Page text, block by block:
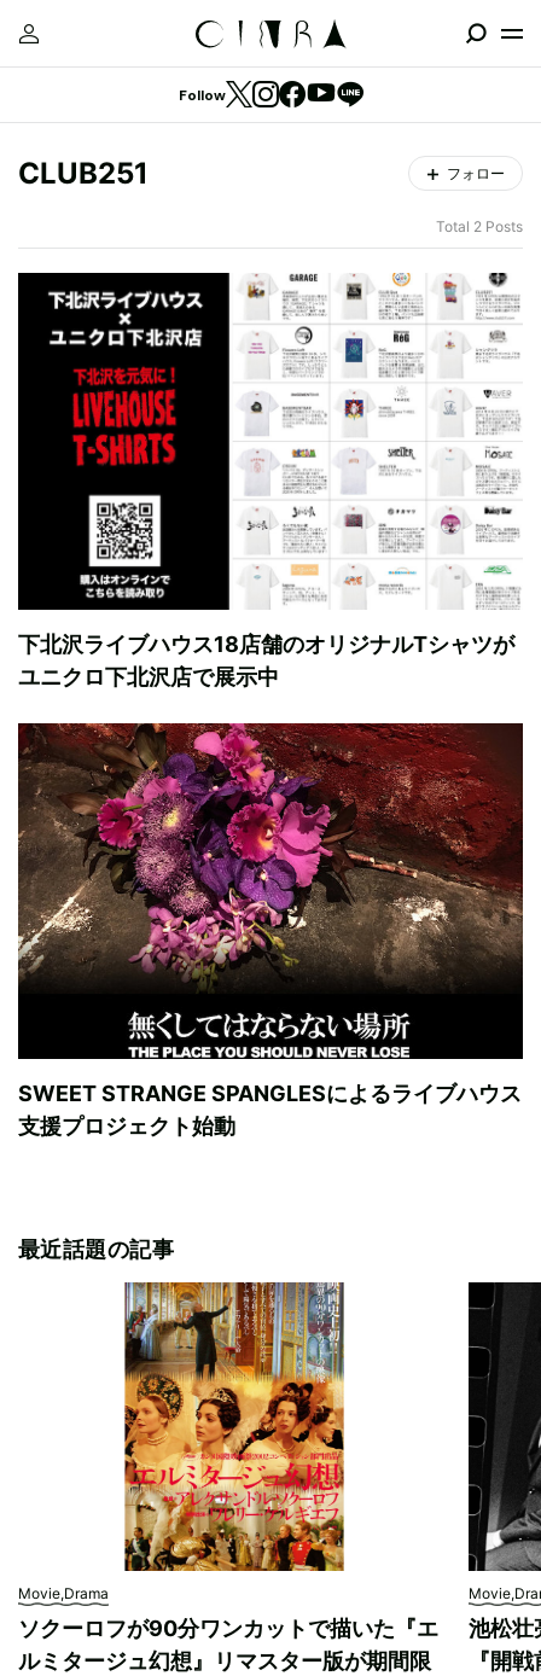
Follow
CLUB251 フォロー
Total 2 Posts
下北沢ライブハウス18店舗のオリジナルTシャツが
ユニクロ下北沢店で展示中
SWEET STRANGE SPANGLESによるライブハウス
支援プロジェクト始動
最近話題の記事
Movie,Drama
ソクーロフが90分ワンカットで描いた『エ
ルミタージュ幻想』リマスター版が期間限
池松壮
『開